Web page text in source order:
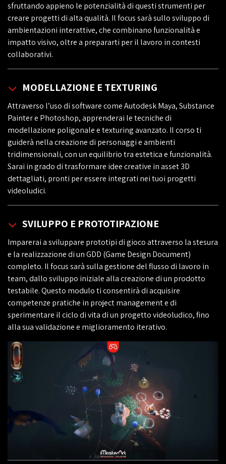
sfruttando appieno le potenzialità di questi strumenti per
creare progetti di alta qualità. Il focus sarà sullo sviluppo di
ambientazioni interattive, che combinano funzionalità e
impatto visivo, oltre a prepararti per il lavoro in contesti
collaborativi.
MODELLAZIONE E TEXTURING
Attraverso l’uso di software come Autodesk Maya, Substance
Painter e Photoshop, apprenderai le tecniche di
modellazione poligonale e texturing avanzato. Il corso ti
guiderà nella creazione di personaggi e ambienti
tridimensionali, con un equilibrio tra estetica e funzionalità.
Sarai in grado di trasformare idee creative in asset 3D
dettagliati, pronti per essere integrati nei tuoi progetti
videoludici.
SVILUPPO E PROTOTIPAZIONE
Imparerai a sviluppare prototipi di gioco attraverso la stesura
e la realizzazione di un GDD (Game Design Document)
completo. Il focus sarà sulla gestione del flusso di lavoro in
team, dallo sviluppo iniziale alla creazione di un prodotto
testabile. Questo modulo ti consentirà di acquisire
competenze pratiche in project management e di
sperimentare il ciclo di vita di un progetto videoludico, fino
alla sua validazione e miglioramento iterativo.